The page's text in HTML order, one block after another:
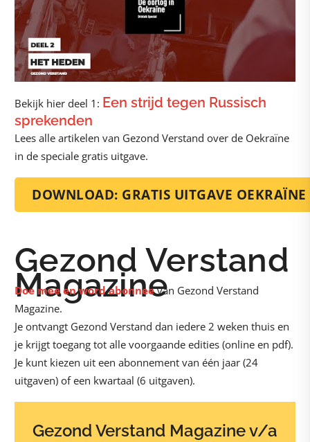
Bekijk hier deel 1: Een strijd tegen Russisch
sprekenden
Lees alle artikelen van Gezond Verstand over de Oekraïne
in de speciale gratis uitgave.
DOWNLOAD: GRATIS UITGAVE OEKRAÏNE
Gezond Verstand
Magazine
Doe mee en word abonneevan Gezond Verstand
Magazine.
Je ontvangt Gezond Verstand dan iedere 2 weken thuis en
je krijgt toegang tot alle voorgaande edities (online en pdf).
Je kunt kiezen uit een abonnement van één jaar (24
uitgaven) of een kwartaal (6 uitgaven).
Gezond Verstand Magazine v/a